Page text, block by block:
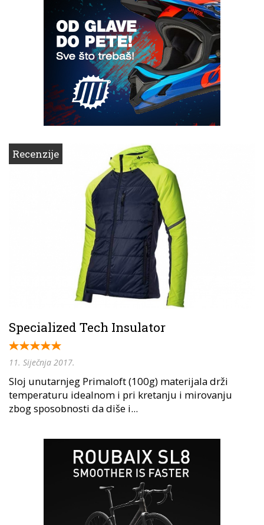
Recenzije
Specialized Tech Insulator
11. Siječnja 2017.
Sloj unutarnjeg Primaloft (100g) materijala drži
temperaturu idealnom i pri kretanju i mirovanju
zbog sposobnosti da diše i...